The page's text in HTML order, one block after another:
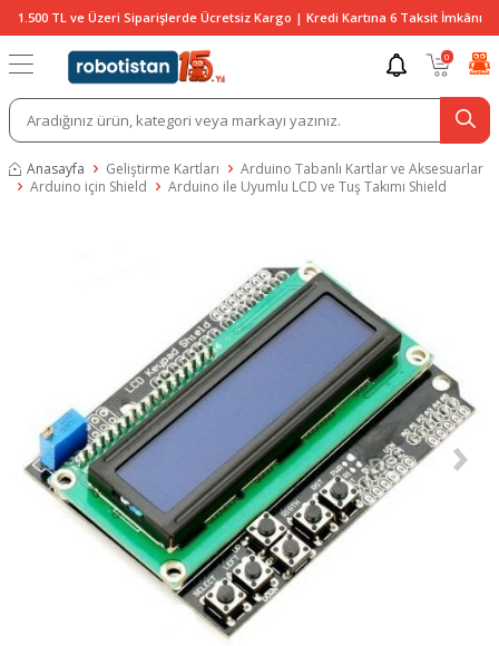
1.500 TL ve Üzeri Siparişlerde Ücretsiz Kargo | Kredi Kartına 6 Taksit İmkânı
0
Anasayfa Geliştirme Kartları
Arduino Tabanlı Kartlar ve Aksesuarlar
Arduino için Shield
Arduino ile Uyumlu LCD ve Tuş Takımı Shield